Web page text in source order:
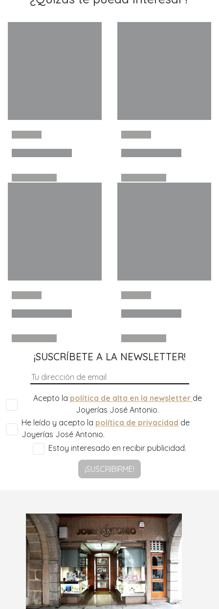
¡SUSCRÍBETE A LA NEWSLETTER!
Acepto la política de alta en la newsletter de
Joyerías José Antonio.
He leído y acepto la política de privacidad de
Joyerías José Antonio.
Estoy interesado en recibir publicidad.
¡SUSCRIBIRME!